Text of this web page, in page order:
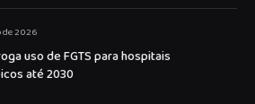
de 2026
uso de FGTS para hospitais
até 2030